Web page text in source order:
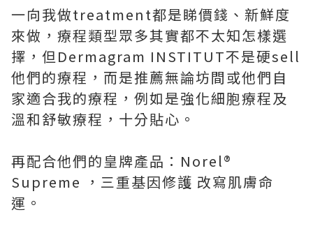
一向我做treatment都是睇價錢、新鮮度
來做，療程類型眾多其實都不太知怎樣選
擇，但Dermagram INSTITUT不是硬sell
他們的療程，而是推薦無論坊間或他們自
家適合我的療程，例如是強化細胞療程及
溫和舒敏療程，十分貼心。
再配合他們的皇牌產品：Norel®
Supreme ，三重基因修護 改寫肌膚命
運。